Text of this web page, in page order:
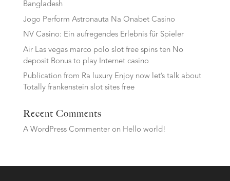
Bangladesh
Jogo Perform Astronauta Na Onabet Casino
NV Casino: Ein aufregendes Erlebnis für Spieler
Air Las vegas marco polo slot free spins ten No
deposit Bonus to play Internet casino
Publication from Ra luxury Enjoy now let’s talk about
Totally frankenstein slot sites free
Recent Comments
A WordPress Commenteron Hello world!